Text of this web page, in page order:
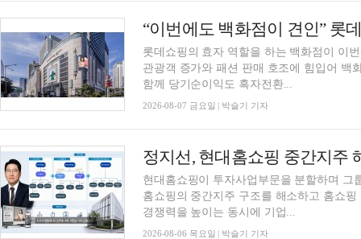
롯데쇼핑의 효자 역할을 하는 백화점이 이
관광객 증가와 패션 판매 호조에 힘입어 백
함께 당기순이익도 흑자전환...
2026-08-07 금요일 | 박슬기 기자
정지선, 현대홈쇼핑 중간지주
현대홈쇼핑이 투자사업부문을 분할하며
홈쇼핑의 중간지주 구조를 해소하고 홈쇼
경쟁력을 높이는 동시에 기업...
2026-08-06 목요일 | 박슬기 기자